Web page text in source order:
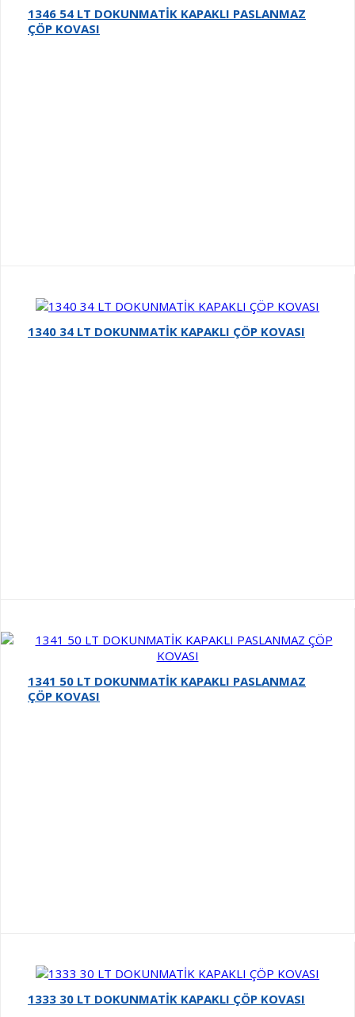
1346 54 LT DOKUNMATİK KAPAKLI PASLANMAZ
ÇÖP KOVASI
1340 34 LT DOKUNMATİK KAPAKLI ÇÖP KOVASI
1341 50 LT DOKUNMATİK KAPAKLI PASLANMAZ
ÇÖP KOVASI
1333 30 LT DOKUNMATİK KAPAKLI ÇÖP KOVASI